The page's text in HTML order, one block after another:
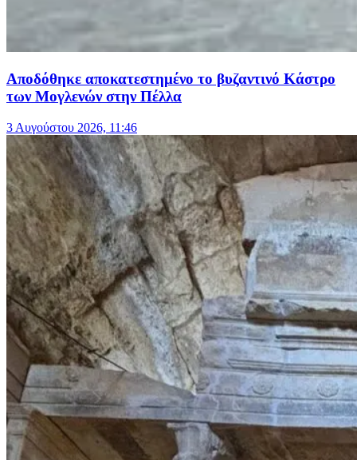
Αποδόθηκε αποκατεστημένο το βυζαντινό Κάστρο
των Μογλενών στην Πέλλα
3 Αυγούστου 2026, 11:46